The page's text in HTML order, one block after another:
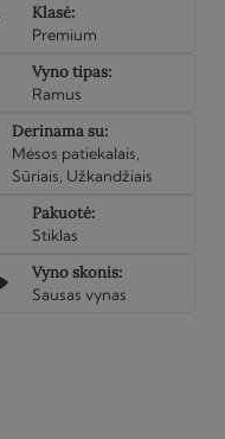
Klasė:
Premium
Vyno tipas:
Ramus
Derinama su:
Mėsos patiekalais,
Sūriais, Užkandžiais
Pakuotė:
Stiklas
Vyno skonis:
Sausas vynas